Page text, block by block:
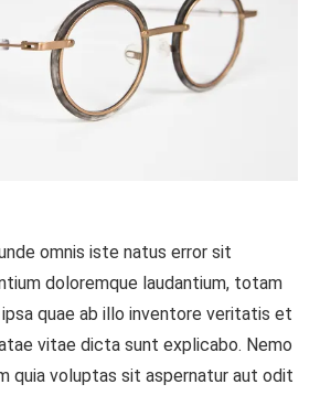
omnis iste natus error sit
doloremque laudantium, totam
ipsa quae ab illo inventore veritatis et
vitae dicta sunt explicabo. Nemo
quia voluptas sit aspernatur aut odit